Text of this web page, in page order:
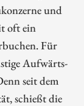
und
oft ein
Für
Aufwärts-
seit dem
schießt die